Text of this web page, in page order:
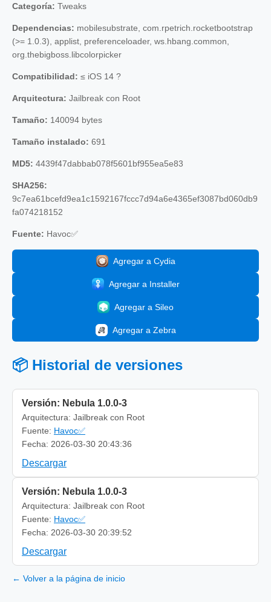
Categoría: Tweaks
Dependencias: mobilesubstrate, com.rpetrich.rocketbootstrap
(>= 1.0.3), applist, preferenceloader, ws.hbang.common,
org.thebigboss.libcolorpicker
Compatibilidad: ≤ iOS 14 ?
Arquitectura: Jailbreak con Root
Tamaño: 140094 bytes
Tamaño instalado: 691
MD5: 4439f47dabbab078f5601bf955ea5e83
SHA256:
9c7ea61bcefd9ea1c1592167fccc7d94a6e4365ef3087bd060db9
fa074218152
Fuente: Havoc✅
Agregar a Cydia
Agregar a Installer
Agregar a Sileo
Agregar a Zebra
📦 Historial de versiones
Versión: Nebula 1.0.0-3
Arquitectura: Jailbreak con Root
Fuente: Havoc✅
Fecha: 2026-03-30 20:43:36
Descargar
Versión: Nebula 1.0.0-3
Arquitectura: Jailbreak con Root
Fuente: Havoc✅
Fecha: 2026-03-30 20:39:52
Descargar
← Volver a la página de inicio